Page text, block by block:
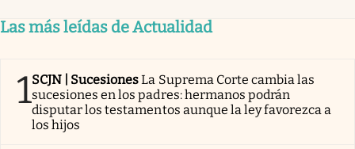
Las más leídas de Actualidad
1SCJN | SucesionesLa Suprema Corte cambia las
sucesiones en los padres: hermanos podrán
disputar los testamentos aunque la ley favorezca a
los hijos